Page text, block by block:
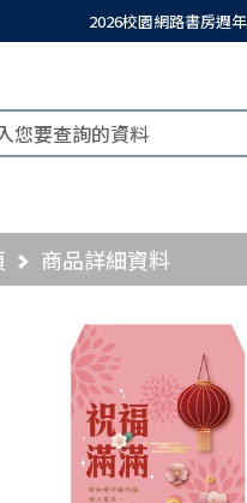
2026校園網路書房週
商品詳細資料